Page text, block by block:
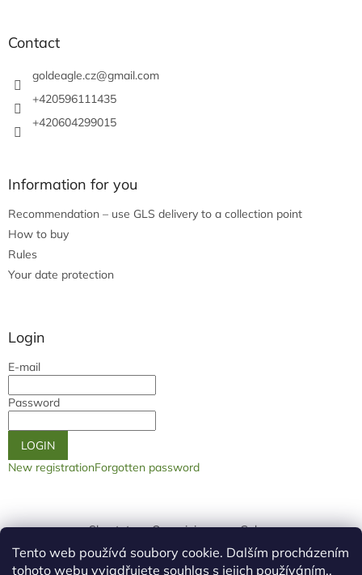
Tento web používá soubory cookie. Dalším procházením
tohoto webu vyjadřujete souhlas s jejich používáním..
Contact
goldeagle.cz@gmail.com
+420596111435
+420604299015
Information for you
Recommendation – use GLS delivery to a collection point
How to buy
Rules
Your date protection
Login
E-mail
Password
LOGIN
New registrationForgotten password
Shoptet.cz Our origin page Galery